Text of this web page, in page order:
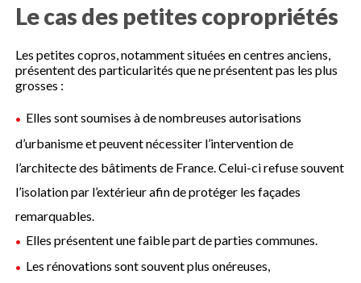
Le cas des petites copropriétés
Les petites copros, notamment situées en centres anciens,
présentent des particularités que ne présentent pas les plus
grosses :
Elles sont soumises à de nombreuses autorisations
d’urbanisme et peuvent nécessiter l’intervention de
l’architecte des bâtiments de France. Celui-ci refuse souvent
l’isolation par l’extérieur afin de protéger les façades
remarquables.
Elles présentent une faible part de parties communes.
Les rénovations sont souvent plus onéreuses,